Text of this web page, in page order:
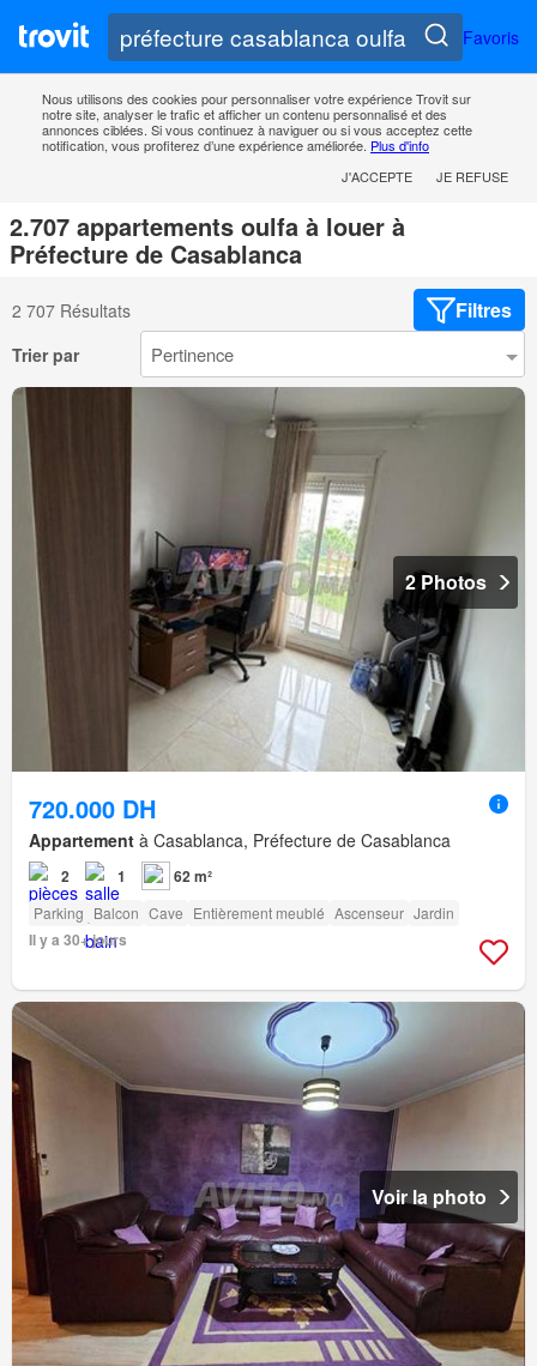
Favoris
Nous utilisons des cookies pour personnaliser votre expérience Trovit sur
notre site, analyser le trafic et afficher un contenu personnalisé et des
annonces ciblées. Si vous continuez à naviguer ou si vous acceptez cette
notification, vous profiterez d’une expérience améliorée. Plus d'info
J'ACCEPTE
JE REFUSE
2.707 appartements oulfa à louer à
Préfecture de Casablanca
2 707 Résultats Filtres
Trier par
2 Photos
720.000 DH
Appartement à Casablanca, Préfecture de Casablanca
2 1 62 m²
Parking Balcon Cave Entièrement meublé Ascenseur Jardin
Il y a 30+ jours
Voir la photo